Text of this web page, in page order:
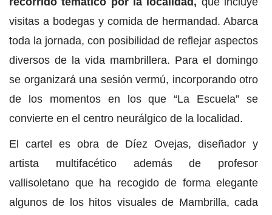
visitas a bodegas y comida de hermandad. Abarca
toda la jornada, con posibilidad de reflejar aspectos
diversos de la vida mambrillera. Para el domingo
se organizará una sesión vermú, incorporando otro
de los momentos en los que “La Escuela” se
convierte en el centro neurálgico de la localidad.
El cartel es obra de Díez Ovejas, diseñador y
artista multifacético además de profesor
vallisoletano que ha recogido de forma elegante
algunos de los hitos visuales de Mambrilla, cada